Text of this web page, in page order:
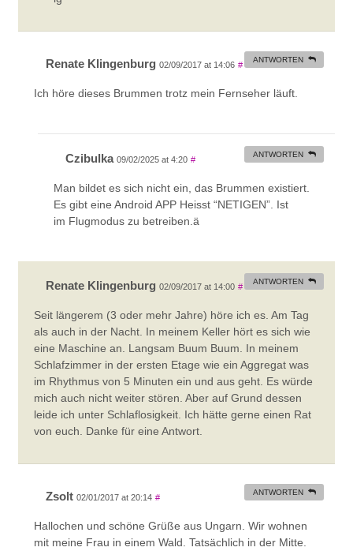
Renate Klingenburg 02/09/2017 at 14:06 #
Ich höre dieses Brummen trotz mein Fernseher läuft.
ANTWORTEN
Czibulka 09/02/2025 at 4:20 #
Man bildet es sich nicht ein, das Brummen existiert.
Es gibt eine Android APP Heisst “NETIGEN”. Ist
im Flugmodus zu betreiben.ä
ANTWORTEN
Renate Klingenburg 02/09/2017 at 14:00 #
Seit längerem (3 oder mehr Jahre) höre ich es. Am Tag
als auch in der Nacht. In meinem Keller hört es sich wie
eine Maschine an. Langsam Buum Buum. In meinem
Schlafzimmer in der ersten Etage wie ein Aggregat was
im Rhythmus von 5 Minuten ein und aus geht. Es würde
mich auch nicht weiter stören. Aber auf Grund dessen
leide ich unter Schlaflosigkeit. Ich hätte gerne einen Rat
von euch. Danke für eine Antwort.
ANTWORTEN
Zsolt 02/01/2017 at 20:14 #
Hallochen und schöne Grüße aus Ungarn. Wir wohnen
mit meine Frau in einem Wald. Tatsächlich in der Mitte.
ANTWORTEN